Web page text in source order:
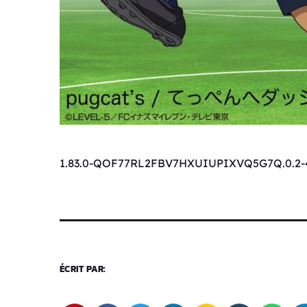
1.83.0-
ÉCRIT PAR: